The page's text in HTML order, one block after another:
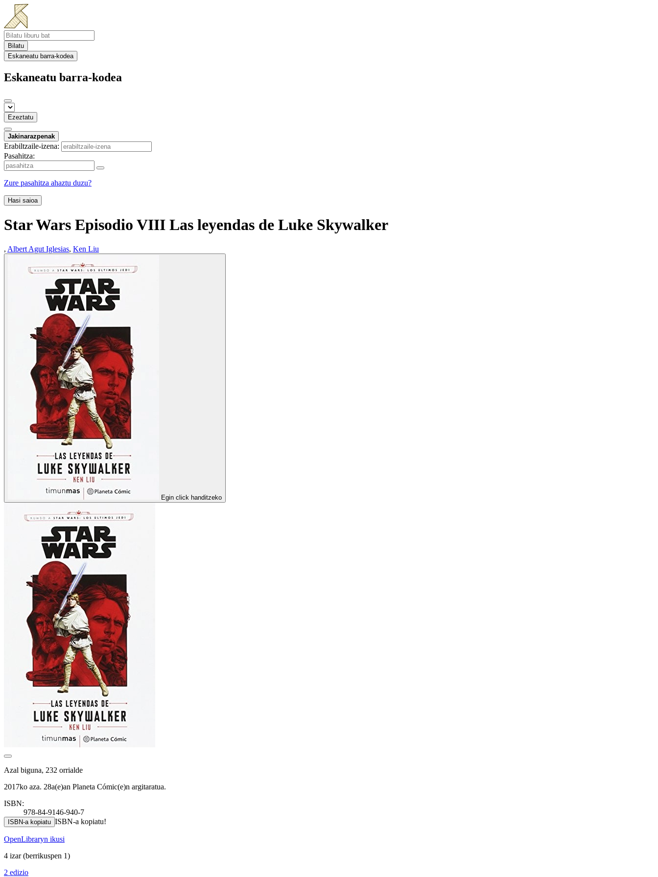
Bilatu
Eskaneatu barra-kodea
Eskaneatu barra-kodea
Ezeztatu
Jakinarazpenak
Erabiltzaile-izena:
Pasahitza:
Zure pasahitza ahaztu duzu?
Hasi saioa
Star Wars Episodio VIII Las leyendas de Luke Skywalker
, Albert Agut Iglesias, Ken Liu
Egin click handitzeko
Azal biguna, 232 orrialde
2017ko aza. 28a(e)an Planeta Cómic(e)n argitaratua.
ISBN:
978-84-9146-940-7
ISBN-a kopiatu ISBN-a kopiatu!
OpenLibraryn ikusi
4 izar(berrikuspen 1)
2 edizio